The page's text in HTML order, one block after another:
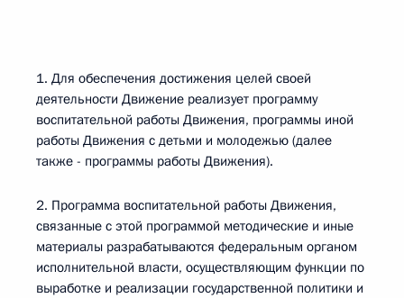
1. Для обеспечения достижения целей своей
деятельности Движение реализует программу
воспитательной работы Движения, программы иной
работы Движения с детьми и молодежью (далее
также - программы работы Движения).
2. Программа воспитательной работы Движения,
связанные с этой программой методические и иные
материалы разрабатываются федеральным органом
исполнительной власти, осуществляющим функции по
выработке и реализации государственной политики и